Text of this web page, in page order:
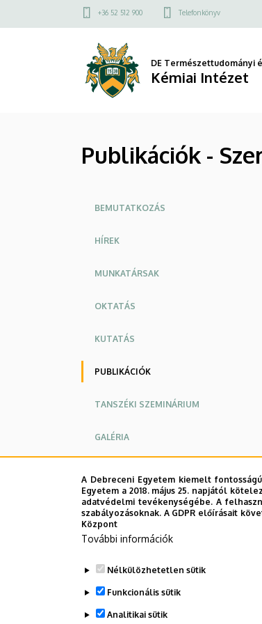
Publikációk
Szervetlen
a
Felső
menü
+36 52 512 900 Telefonkönyv
DE Természettudományi
Kémiai Intézet
Publikációk -
Oldalmenü
BEMUTATKOZÁS
HÍREK
MUNKATÁRSAK
OKTATÁS
KUTATÁS
PUBLIKÁCIÓK
TANSZÉKI SZEMINÁRIUM
GALÉRIA
A Debreceni Egyetem kiemelt
Egyetem a 2018. május 25. napjától
adatvédelmi tevékenységébe. A
szabályozásoknak. A GDPR előírásait
Központ
További információk
Nélkülözhetetlen sütik
Funkcionális sütik
Analitikai sütik